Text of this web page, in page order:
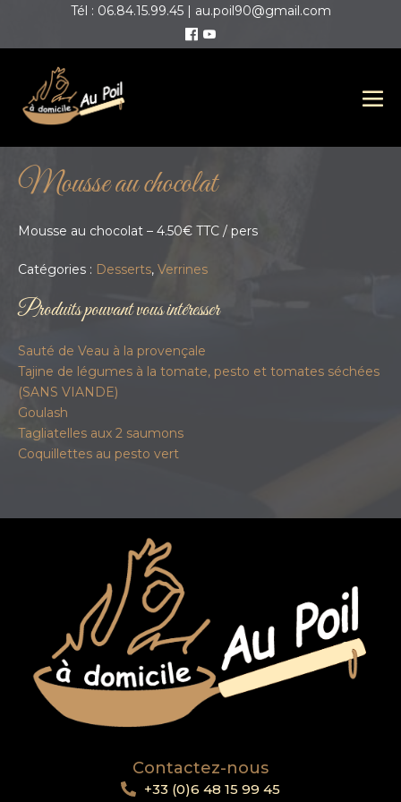
Tél : 06.84.15.99.45 | au.poil90@gmail.com
Mousse au chocolat
Mousse au chocolat – 4.50€ TTC / pers
Catégories : Desserts, Verrines
Produits pouvant vous intéresser
Sauté de Veau à la provençale
Tajine de légumes à la tomate, pesto et tomates séchées
(SANS VIANDE)
Goulash
Tagliatelles aux 2 saumons
Coquillettes au pesto vert
Contactez-nous
+33 (0)6 48 15 99 45